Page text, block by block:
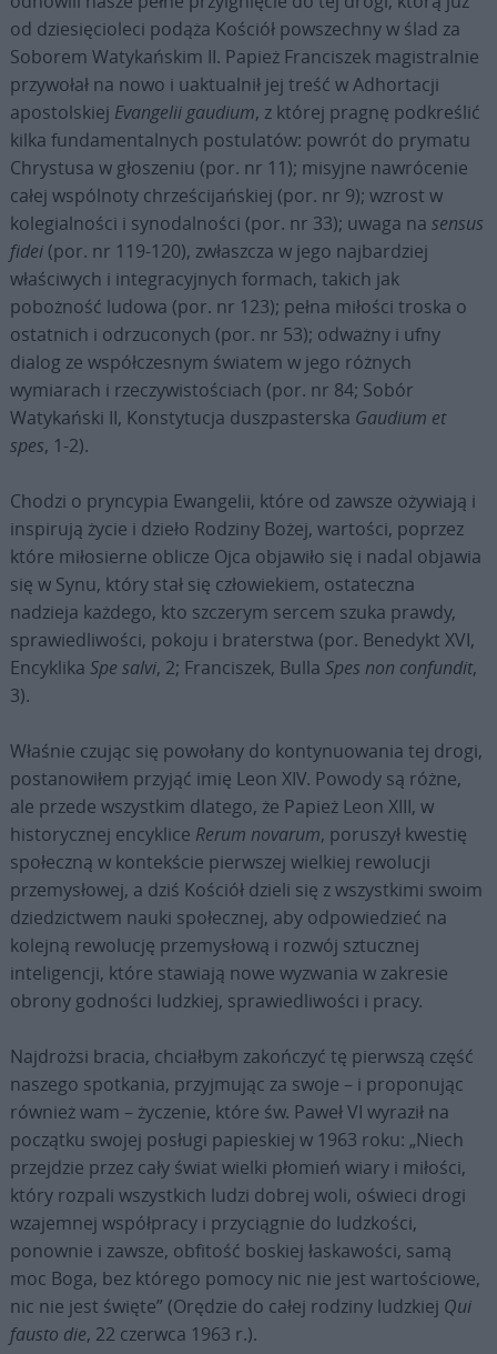
od dziesięcioleci podąża Kościół powszechny w ślad za
Soborem Watykańskim II. Papież Franciszek magistralnie
przywołał na nowo i uaktualnił jej treść w Adhortacji
apostolskiej Evangelii gaudium, z której pragnę podkreślić
kilka fundamentalnych postulatów: powrót do prymatu
Chrystusa w głoszeniu (por. nr 11); misyjne nawrócenie
całej wspólnoty chrześcijańskiej (por. nr 9); wzrost w
kolegialności i synodalności (por. nr 33); uwaga na sensus
fidei(por. nr 119-120), zwłaszcza w jego najbardziej
właściwych i integracyjnych formach, takich jak
pobożność ludowa (por. nr 123); pełna miłości troska o
ostatnich i odrzuconych (por. nr 53); odważny i ufny
dialog ze współczesnym światem w jego różnych
wymiarach i rzeczywistościach (por. nr 84; Sobór
Watykański II, Konstytucja duszpasterska Gaudium et
spes, 1-2).
Chodzi o pryncypia Ewangelii, które od zawsze ożywiają i
inspirują życie i dzieło Rodziny Bożej, wartości, poprzez
które miłosierne oblicze Ojca objawiło się i nadal objawia
się w Synu, który stał się człowiekiem, ostateczna
nadzieja każdego, kto szczerym sercem szuka prawdy,
sprawiedliwości, pokoju i braterstwa (por. Benedykt XVI,
Encyklika Spe salvi, 2; Franciszek, Bulla Spes non confundit,
3).
Właśnie czując się powołany do kontynuowania tej drogi,
postanowiłem przyjąć imię Leon XIV. Powody są różne,
ale przede wszystkim dlatego, że Papież Leon XIII, w
historycznej encyklice Rerum novarum, poruszył kwestię
społeczną w kontekście pierwszej wielkiej rewolucji
przemysłowej, a dziś Kościół dzieli się z wszystkimi swoim
dziedzictwem nauki społecznej, aby odpowiedzieć na
kolejną rewolucję przemysłową i rozwój sztucznej
inteligencji, które stawiają nowe wyzwania w zakresie
obrony godności ludzkiej, sprawiedliwości i pracy.
Najdrożsi bracia, chciałbym zakończyć tę pierwszą część
naszego spotkania, przyjmując za swoje – i proponując
również wam – życzenie, które św. Paweł VI wyraził na
początku swojej posługi papieskiej w 1963 roku: „Niech
przejdzie przez cały świat wielki płomień wiary i miłości,
który rozpali wszystkich ludzi dobrej woli, oświeci drogi
wzajemnej współpracy i przyciągnie do ludzkości,
ponownie i zawsze, obfitość boskiej łaskawości, samą
moc Boga, bez którego pomocy nic nie jest wartościowe,
nic nie jest święte” (Orędzie do całej rodziny ludzkiej Qui
fausto die, 22 czerwca 1963 r.).